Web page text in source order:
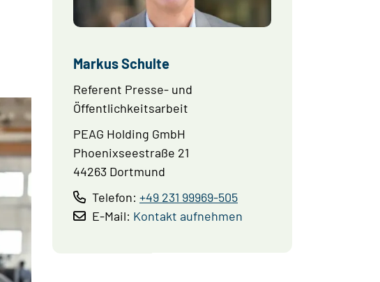
Markus Schulte
Referent Presse- und
Öffentlichkeitsarbeit
PEAG Holding GmbH
Phoenixseestraße 21
44263 Dortmund
Telefon: +49 231 99969-505
E-Mail: Kontakt aufnehmen